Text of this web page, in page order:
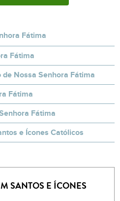
Fátima
Fátima
Nossa Senhora Fátima
Fátima
Fátima
e Ícones Católicos
SANTOS E ÍCONES